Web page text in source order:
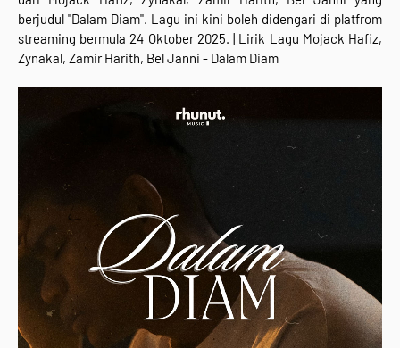
berjudul "Dalam Diam". Lagu ini kini boleh didengari di platfrom
streaming bermula 24 Oktober 2025. | Lirik Lagu Mojack Hafiz,
Zynakal, Zamir Harith, Bel Janni - Dalam Diam